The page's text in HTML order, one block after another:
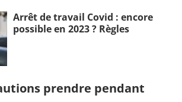
Arrêt de travail Covid : encore
possible en 2023 ? Règles
prendre pendant